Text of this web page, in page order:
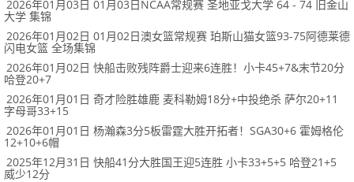
2026年01月03日 01月03日NCAA常规赛 圣地亚戈大学 64 - 74 旧金山
大学 集锦
2026年01月02日 01月02日澳女篮常规赛 珀斯山猫女篮93-75阿德莱德
闪电女篮 全场集锦
2026年01月02日 快船击败残阵爵士迎来6连胜！小卡45+7&末节20分
哈登20+7
2026年01月01日 奇才险胜雄鹿 麦科勒姆18分+中投绝杀 萨尔20+11
字母哥33+15
2026年01月01日 杨瀚森3分5板雷霆大胜开拓者！SGA30+6 霍姆格伦
12+10+6帽
2025年12月31日 快船41分大胜国王迎5连胜 小卡33+5+5 哈登21+5
威少12分